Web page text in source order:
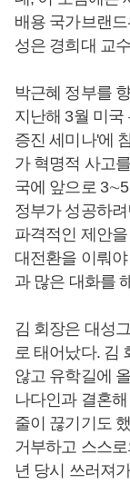
배용 국가브랜
성은 경희대 교
박근혜 정부를
지난해 3월 미국
증진 세미나'에
가 혁명적 사고
국에 앞으로
정부가 성공하
파격적인 제안
대전환을 이뤄
과 많은 대화를
김 회장은 대성
로 태어났다. 김
않고 유학길에
나다인과 결혼
줄이 끊기기도
거부하고 스스
년 당시 쓰러져